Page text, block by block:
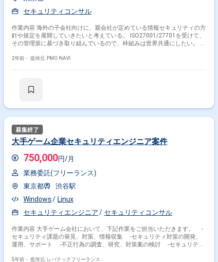
セキュリティコンサル
作業内容 海外の子会社向けに、親会社が定めている情報セキュリティの方
針や規定を展開していきたいと考えている。 ISO27001/27701を受けて、
その管理策に基づき取り組んでいるので、枠組みは世界共通にしたい。 現
い。 該社の取組を確実に理解し、海外に展開するところを伴走的にご支援
2年前・ 提供元: PMO NAVI
大手ゲーム企業セキュリティエンジニア案件
750,000円/月
業務委託(フリーランス)
東京都
渋谷駅
Windows
Linux
セキュリティエンジニア
セキュリティコンサル
作業内容 大手ゲーム会社において、下記作業をご担当いただきます。 -
セキュリティ課題の発見、対策、情報収集 -セキュリティ対策の開発、
運用、サポート -不正行為の調査、研究、対策案の検討 -セキュリティ
5年前・ 提供元: レバテックフリーランス